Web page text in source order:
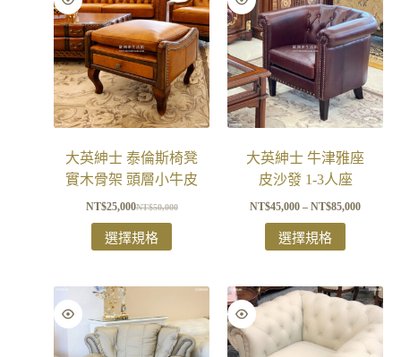
大英紳士 泰倫斯椅凳
實木骨架 頭層小牛皮
NT$50,000
NT$25,000
選擇規格
大英紳士 牛津雅座
皮沙發 1-3人座
NT$45,000 – NT$85,000
選擇規格